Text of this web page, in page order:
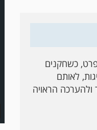
כשחקנים
לאותם
ולהערכה הראויה